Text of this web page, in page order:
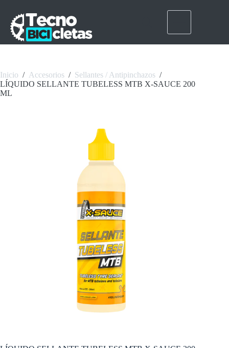
contenido
Inicio / Accesorios / Sellantes / Antipinchazos /
LÍQUIDO SELLANTE TUBELESS MTB X-SAUCE 200
ML